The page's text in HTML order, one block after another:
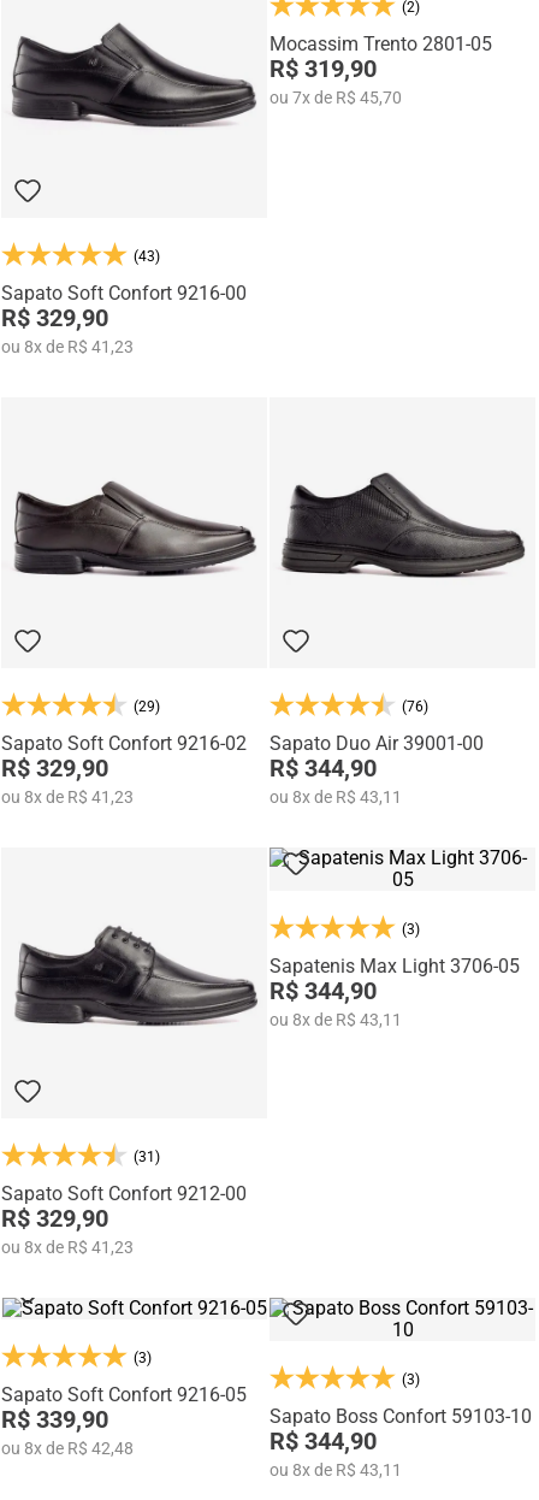
Os calçados Rafarillo unem tecnologia, conforto e estilo para diferentes
ocasiões, oferecendo modelos ideais para o dia a dia, trabalho, eventos
sociais e momentos casuais com elegância e personalidade.
(43)
Sapato Soft Confort 9216-00
R$ 329,90
ou 8xde R$ 41,23
(2)
Mocassim Trento 2801-05
R$ 319,90
ou 7xde R$ 45,70
(29)
Sapato Soft Confort 9216-02
R$ 329,90
ou 8xde R$ 41,23
(76)
Sapato Duo Air 39001-00
R$ 344,90
ou 8xde R$ 43,11
(31)
Sapato Soft Confort 9212-00
R$ 329,90
ou 8xde R$ 41,23
(3)
Sapatenis Max Light 3706-05
R$ 344,90
ou 8xde R$ 43,11
(3)
Sapato Soft Confort 9216-05
R$ 339,90
ou 8xde R$ 42,48
(3)
Sapato Boss Confort 59103-10
R$ 344,90
ou 8xde R$ 43,11